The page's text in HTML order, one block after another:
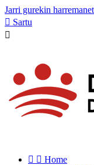
Jarri gurekin
 Sartu

  Home